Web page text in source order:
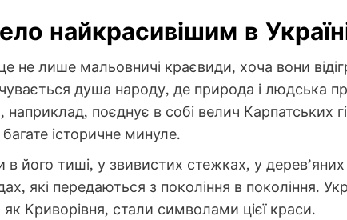
найкрасивішим в
не лише мальовничі краєвиди, хоча вони
душа народу, де природа і людська
наприклад, поєднує в собі велич Карпатських
історичне минуле.
його тиші, у звивистих стежках, у
які передаються з покоління в покоління.
як Криворівня, стали символами цієї краси.